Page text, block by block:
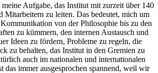
Aufgabe, das Institut mit zurzeit über 140
Mitarbeitern zu leiten. Das bedeutet, mich um
von der Philosophie bis zu den
zu kümmern, den internen Austausch und
Ideen zu fördern, Probleme zu regeln, die
zu behalten, das Institut in den Gremien zu
auch im nationalen und internationalen
das immer ausgesprochen spannend, weil wir